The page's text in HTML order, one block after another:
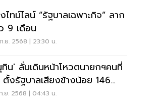
ไทม์ไลน์ “รัฐบาลเฉพาะกิจ” ลาก
9 เดือน
.ย. 2568 | 23:30 น.
น' ลั่นเดินหน้าโหวตนายกฯคนที่
งรัฐบาลเสียงข้างน้อย 146
ง
.ย. 2568 | 04:43 น.